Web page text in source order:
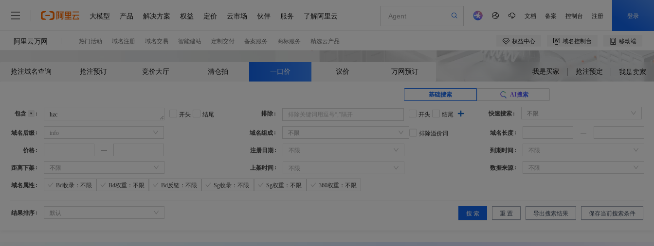
抢注域名查询 抢注预订 竞价大厅 清仓拍 一口价 议价 万网预订 我是买家 抢注预定 我是卖家
基础搜索 AI搜索
包含 开头 结尾 排除 开头 结尾 快速搜索 不限
域名后缀 info 域名组成 不限 排除溢价词 域名长度
价格 注册日期 不限 到期时间 不限
距离下架 不限 上架时间 不限 数据来源 不限
域名属性 Bd收录：不限 Bd权重：不限 Bd反链：不限 Sg收录：不限 Sg权重：不限 360权重：不限
结果排序 默认 搜 索 重 置 导出搜索结果 保存当前搜索条件